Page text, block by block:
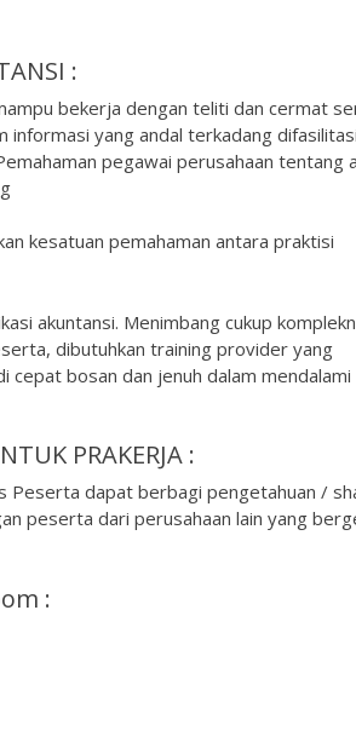
:
bekerja dengan teliti dan cermat
informasi yang andal terkadang
pegawai perusahaan tentang
kesatuan pemahaman antara praktisi
akuntansi. Menimbang cukup
dibutuhkan training provider yang
bosan dan jenuh dalam mendalami
PRAKERJA :
Peserta dapat berbagi pengetahuan /
peserta dari perusahaan lain yang
: